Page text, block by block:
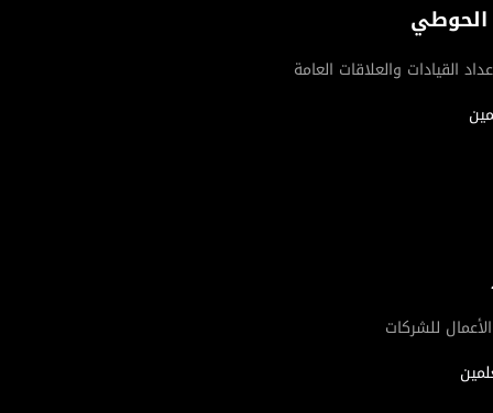
الحوطي
القيادات والعلاقات العامة
للشركات